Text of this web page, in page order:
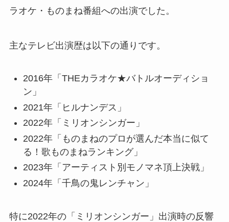
ラオケ・ものまね番組への出演でした。
主なテレビ出演歴は以下の通りです。
2016年「THEカラオケ★バトルオーディショ
ン」
2021年「ヒルナンデス」
2022年「ミリオンシンガー」
2022年「ものまねのプロが選んだ本当に似て
る！歌ものまねランキング」
2023年「アーティスト別モノマネ頂上決戦」
2024年「千鳥の鬼レンチャン」
特に2022年の「ミリオンシンガー」出演時の反響